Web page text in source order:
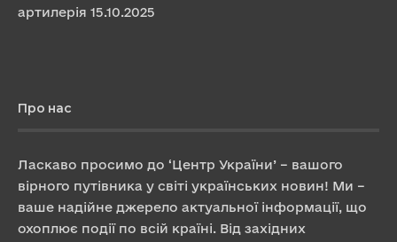
артилерія 15.10.2025
Про нас
Ласкаво просимо до ‘Центр України’ – вашого
вірного путівника у світі українських новин! Ми –
ваше надійне джерело актуальної інформації, що
охоплює події по всій країні. Від західних